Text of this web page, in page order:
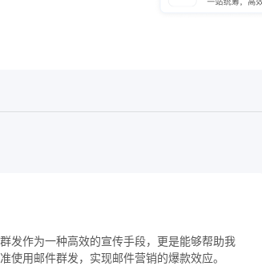
发作为一种高效的宣传手段，更是能够帮助我
用邮件群发，实现邮件营销的爆款效应。